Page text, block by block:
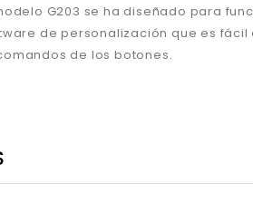
G203 se ha diseñado para
de personalización que es
de los botones.